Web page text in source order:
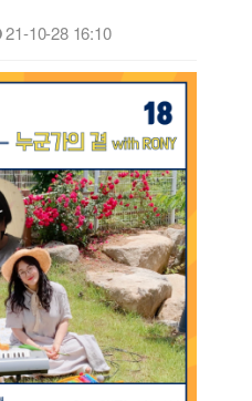
21-10-28 16:10